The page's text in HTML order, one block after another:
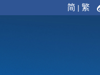
简 | 繁